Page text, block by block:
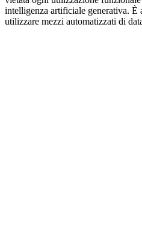
intelligenza artificiale generativa. È
utilizzare mezzi automatizzati di